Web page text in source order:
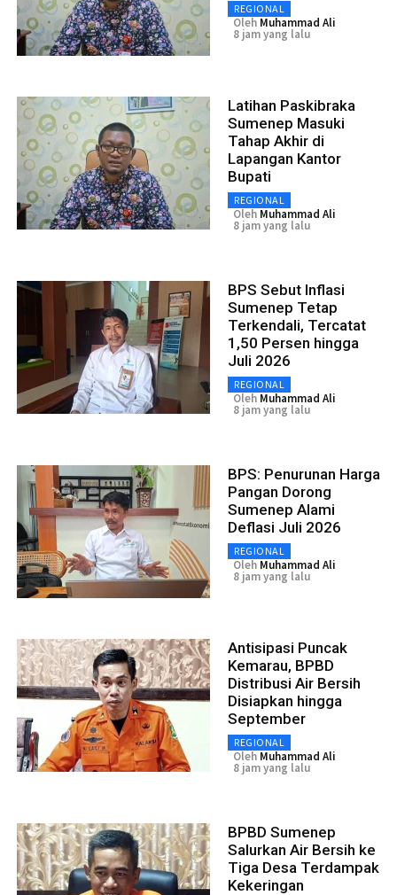
REGIONAL
Oleh Muhammad Ali
8 jam yang lalu
Latihan Paskibraka
Sumenep Masuki
Tahap Akhir di
Lapangan Kantor
Bupati
REGIONAL
Oleh Muhammad Ali
8 jam yang lalu
BPS Sebut Inflasi
Sumenep Tetap
Terkendali, Tercatat
1,50 Persen hingga
Juli 2026
REGIONAL
Oleh Muhammad Ali
8 jam yang lalu
BPS: Penurunan Harga
Pangan Dorong
Sumenep Alami
Deflasi Juli 2026
REGIONAL
Oleh Muhammad Ali
8 jam yang lalu
Antisipasi Puncak
Kemarau, BPBD
Distribusi Air Bersih
Disiapkan hingga
September
REGIONAL
Oleh Muhammad Ali
8 jam yang lalu
BPBD Sumenep
Salurkan Air Bersih ke
Tiga Desa Terdampak
Kekeringan